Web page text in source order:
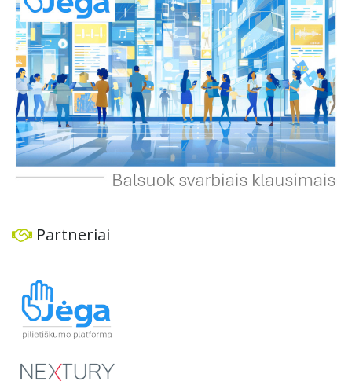
konsultacijas ir integruoti projektą į ilgalaikius miesto
planus, siekiant užtikrinti transporto sistemos patikimumą
ir prisitaikymą prie sparčiai augančio miesto poreikių.
Partneriai